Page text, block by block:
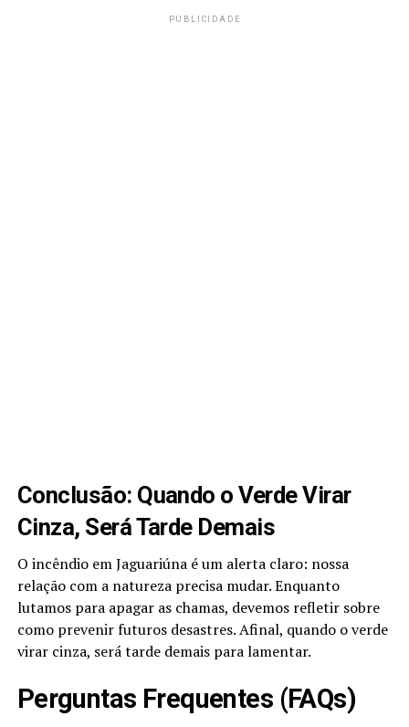
PUBLICIDADE
Conclusão: Quando o Verde Virar
Cinza, Será Tarde Demais
O incêndio em Jaguariúna é um alerta claro: nossa
relação com a natureza precisa mudar. Enquanto
lutamos para apagar as chamas, devemos refletir sobre
como prevenir futuros desastres. Afinal, quando o verde
virar cinza, será tarde demais para lamentar.
Perguntas Frequentes (FAQs)